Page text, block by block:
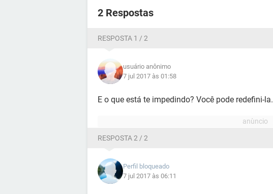
2 Respostas
RESPOSTA 1 / 2
usuário anônimo
7 jul 2017 às 01:58
E o que está te impedindo? Você pode redefini-la.
RESPOSTA 2 / 2
Perfil bloqueado
7 jul 2017 às 06:11